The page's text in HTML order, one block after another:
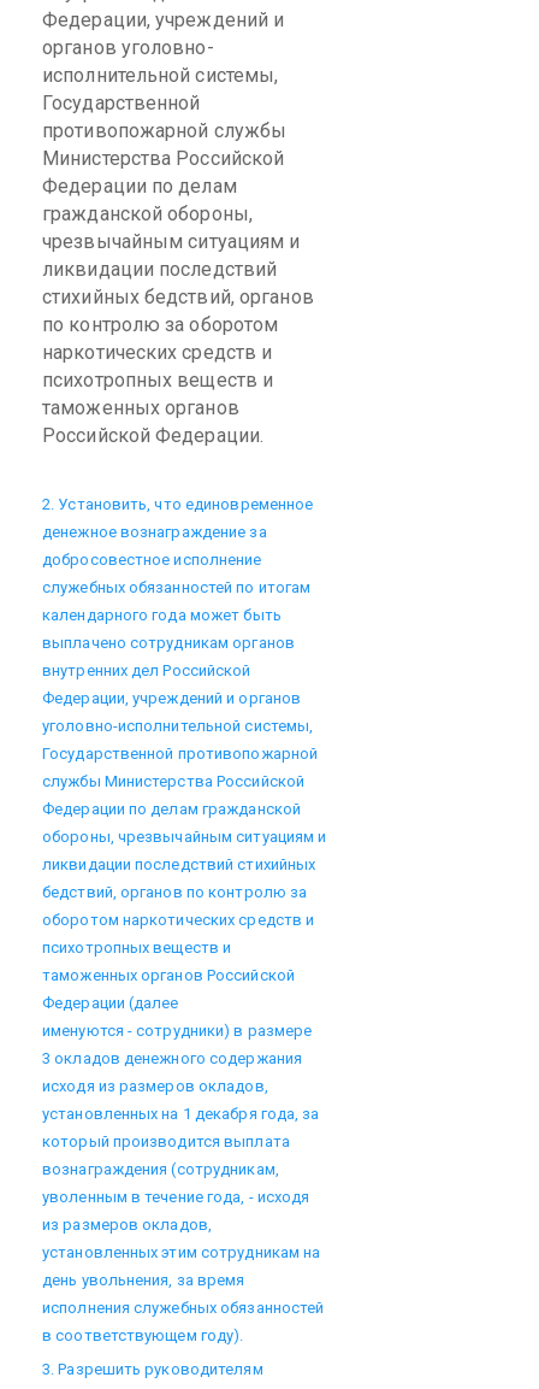
Федерации, учреждений и
органов уголовно-
исполнительной системы,
Государственной
противопожарной службы
Министерства Российской
Федерации по делам
гражданской обороны,
чрезвычайным ситуациям и
ликвидации последствий
стихийных бедствий, органов
по контролю за оборотом
наркотических средств и
психотропных веществ и
таможенных органов
Российской Федерации.
2. Установить, что единовременное
денежное вознаграждение за
добросовестное исполнение
служебных обязанностей по итогам
календарного года может быть
выплачено сотрудникам органов
внутренних дел Российской
Федерации, учреждений и органов
уголовно-исполнительной системы,
Государственной противопожарной
службы Министерства Российской
Федерации по делам гражданской
обороны, чрезвычайным ситуациям и
ликвидации последствий стихийных
бедствий, органов по контролю за
оборотом наркотических средств и
психотропных веществ и
таможенных органов Российской
Федерации (далее
именуются - сотрудники) в размере
3 окладов денежного содержания
исходя из размеров окладов,
установленных на 1 декабря года, за
который производится выплата
вознаграждения (сотрудникам,
уволенным в течение года, - исходя
из размеров окладов,
установленных этим сотрудникам на
день увольнения, за время
исполнения служебных обязанностей
в соответствующем году).
3. Разрешить руководителям